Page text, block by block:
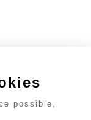
possible,